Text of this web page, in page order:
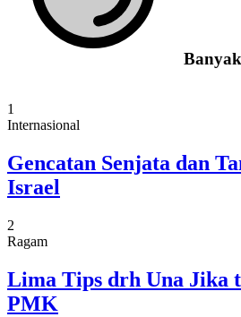
1
Internasional
Gencatan Senjata dan
Israel
2
Ragam
Lima Tips drh Una Jika
PMK